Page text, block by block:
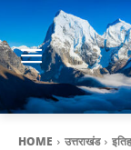
HOME उत्तराखंड